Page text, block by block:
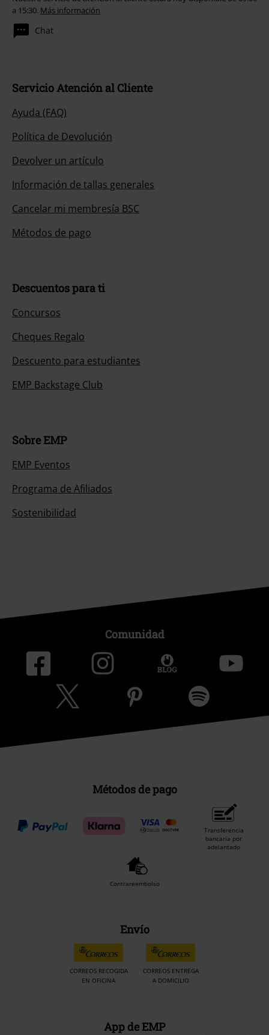
a 15:30. Más información
Chat
Servicio Atención al Cliente
Ayuda (FAQ)
Política de Devolución
Devolver un artículo
Información de tallas generales
Cancelar mi membresía BSC
Métodos de pago
Descuentos para ti
Concursos
Cheques Regalo
Descuento para estudiantes
EMP Backstage Club
Sobre EMP
EMP Eventos
Programa de Afiliados
Sostenibilidad
Comunidad
Métodos de pago
Transferencia
bancaria por
adelantado
Contrareembolso
Envío
CORREOS RECOGIDA
EN OFICINA
CORREOS ENTREGA
A DOMICILIO
App de EMP